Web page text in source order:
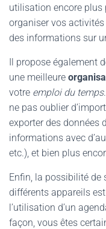
utilisation encore plus
organiser vos
des informations sur
Il propose également
une meilleure
votre emploi du temps
ne pas oublier
exporter des données
informations avec
etc.), et bien plus
Enfin, la possibilité de
différents appareils
l’utilisation d’un
façon, vous êtes